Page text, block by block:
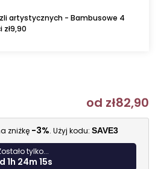
artystycznych - Bambusowe 4
od zł82,90
zniżkę -3%. Użyj kodu: SAVE3
tylko...
1h 24m 14s